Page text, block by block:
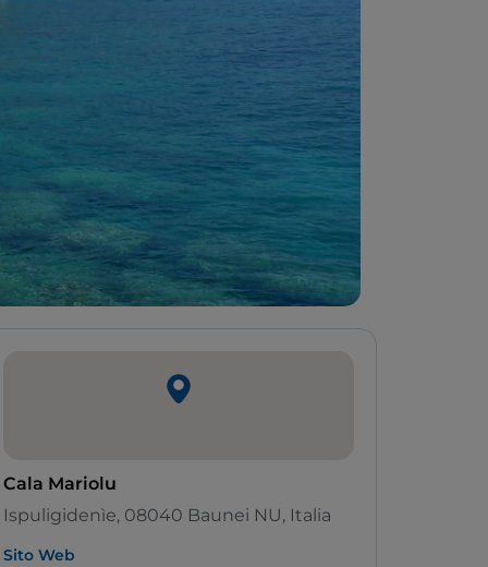
Cala Mariolu
Ispuligidenìe, 08040 Baunei NU, Italia
Sito Web